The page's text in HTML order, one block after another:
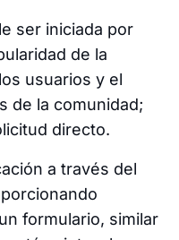
ser iniciada por
de la
usuarios y el
de la comunidad;
directo.
a través del
formulario, similar